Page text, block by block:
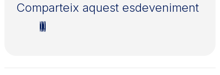
Comparteix aquest esdeveniment